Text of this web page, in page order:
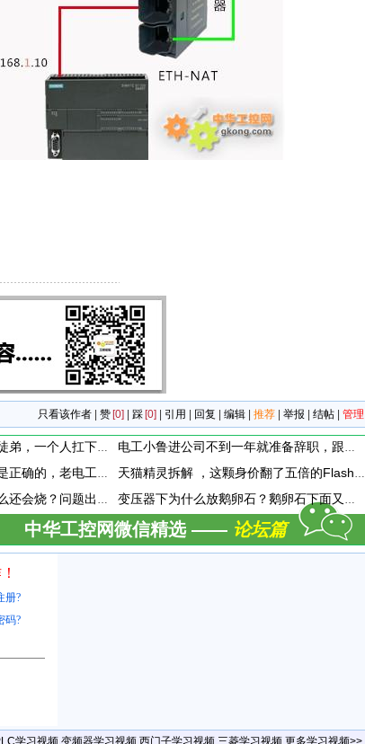
只看该作者 赞 [0] 踩 [0] 引用 回复 编辑 推荐 举报 结帖 管理
老电工因厂里走了两个徒弟，一个人扛下全厂3个车间的维保。整整扛了半年，没敢请过一天假。厂里终于招到新人，他竟然第一时间提出离职！ 电工小鲁进公司不到一年就准备辞职，跟他聊天时。他说，现在上班天天混日子，学不到啥东西，准备辞职换工作。这个到底是为啥呢
这两个角磨机哪个装法是正确的，老电工都搞懵了！ 天猫精灵拆解 ，这颗身价翻了五倍的Flash存储芯片，让我赚到了！
线都压紧了，零线为什么还会烧？问题出在哪？ 变压器下为什么放鹅卵石？鹅卵石下面又是啥？为什么要有水？
中华工控网微信精选 —— 论坛篇
学习视频 变频器学习视频 西门子学习视频 三菱学习视频 更多学习视频>>